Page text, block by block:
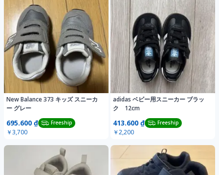
New Balance 373 キッズ スニーカ
ー グレー
695.600 ₫ Freeship
￥3,700
adidas ベビー用スニーカー ブラッ
ク 12cm
413.600 ₫ Freeship
￥2,200